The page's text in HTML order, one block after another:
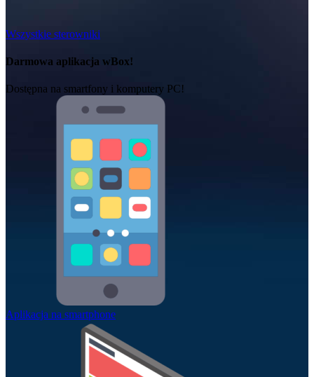
Wszystkie sterowniki
Darmowa aplikacja wBox!
Dostępna na smartfony i komputery PC!
Aplikacja na smartphone